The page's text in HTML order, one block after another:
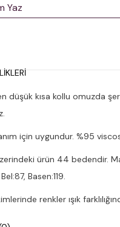
Yaz
düşük kısa kollu omuzda
için uygundur. %95
ürün 44 bedendir.
Basen:119.
renkler ışık